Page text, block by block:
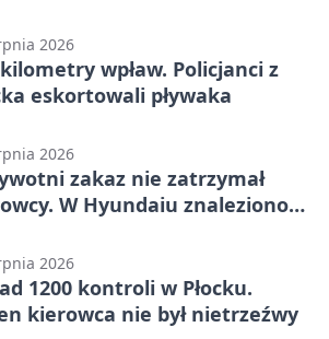
2026
wpław. Policjanci z
eskortowali pływaka
2026
zakaz nie zatrzymał
W Hyundaiu znaleziono
2026
1200 kontroli w Płocku.
kierowca nie był nietrzeźwy